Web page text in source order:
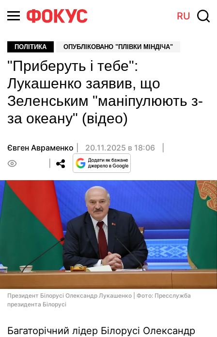
RU
ПОЛІТИКА ОПУБЛІКОВАНО "ПЛІВКИ МІНДІЧА"
"Приберуть і тебе":
Лукашенко заявив, що
Зеленським "маніпулюють з-
за океану" (відео)
Євген Авраменко
20.11.2025 в 18:06
Президент Білорусі Олександр Лукашенко | Фото: Пресслужба
президента Білорусі
Багаторічний лідер Білорусі Олександр